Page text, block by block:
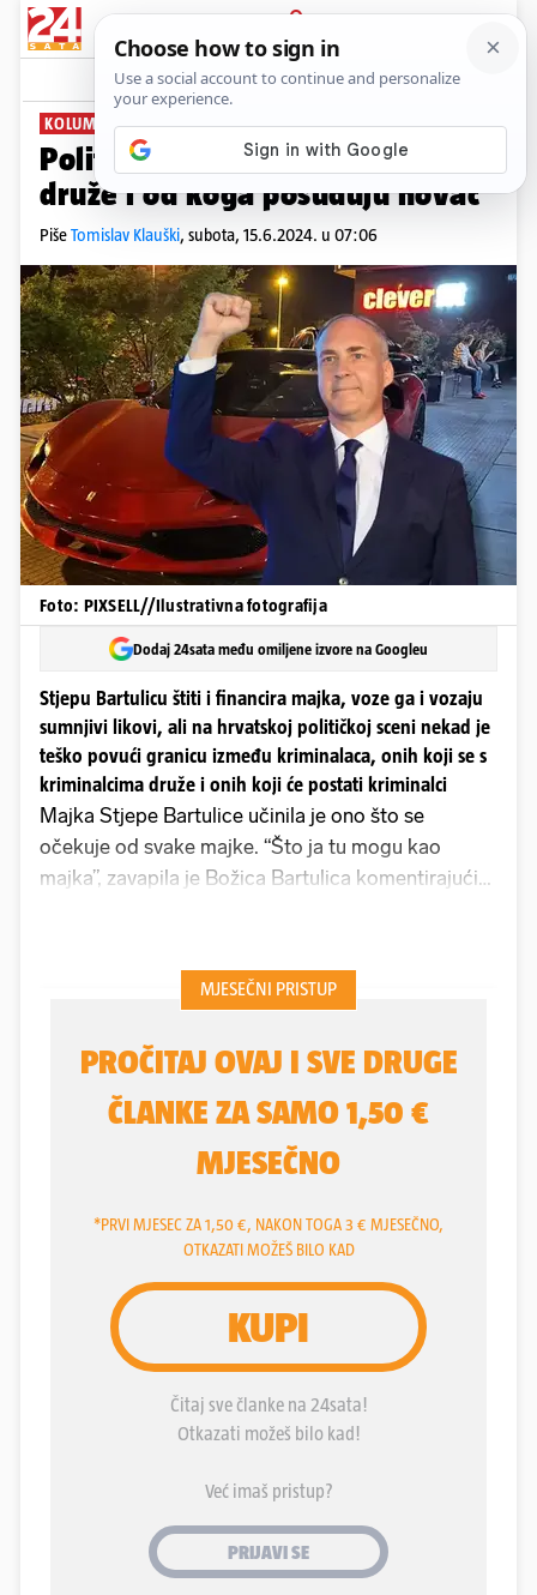
PRIJAVA
News Komentari
KOLUMNA: TOMISLAV KLAUŠKI PLUS+
Političari moraju znati s kim se
druže i od koga posuđuju novac
PišeTomislav Klauški, subota, 15.6.2024. u 07:06
Foto: PIXSELL//Ilustrativna fotografija
Dodaj 24sata među omiljene izvore na Googleu
Stjepu Bartulicu štiti i financira majka, voze ga i vozaju
sumnjivi likovi, ali na hrvatskoj političkoj sceni nekad je
teško povući granicu između kriminalaca, onih koji se s
kriminalcima druže i onih koji će postati kriminalci
Majka Stjepe Bartulice učinila je ono što se
očekuje od svake majke. “Što ja tu mogu kao
majka”, zavapila je Božica Bartulica komentirajući
kriminalac. Jeste li pronašli informaciju da je moj
Stjepo kriminalac?”.